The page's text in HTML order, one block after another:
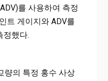
를 사용하여 측정
트 게이지와 ADV를
정했다.
량의 특정 홍수 사상